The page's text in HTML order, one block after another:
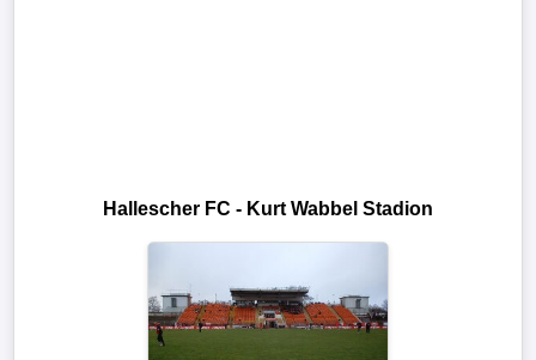
Hallescher FC - Kurt Wabbel Stadion